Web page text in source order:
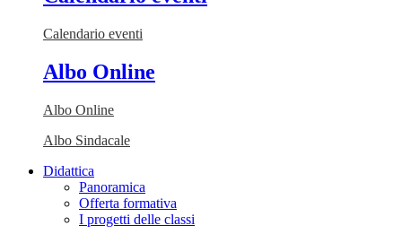
Calendario eventi
Albo Online
Albo Online
Albo Sindacale
Didattica
Panoramica
Offerta formativa
I progetti delle classi